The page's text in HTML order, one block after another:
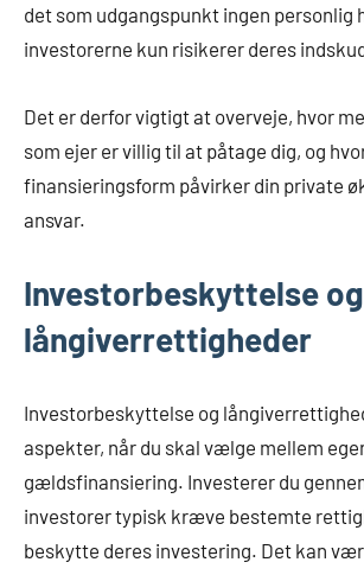
det som udgangspunkt ingen personlig
investorerne kun risikerer deres
Det er derfor vigtigt at overveje, hvor
som ejer er villig til at påtage dig, og
finansieringsform påvirker din private
ansvar.
Investorbeskyttelse og
långiverrettigheder
Investorbeskyttelse og
aspekter, når du skal vælge mellem
gældsfinansiering. Investerer du
investorer typisk kræve bestemte
beskytte deres investering. Det kan